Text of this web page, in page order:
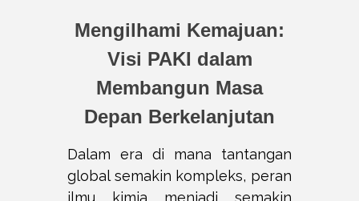
Mengilhami Kemajuan:
Visi PAKI dalam
Membangun Masa
Depan Berkelanjutan
Dalam era di mana tantangan
global semakin kompleks, peran
ilmu kimia menjadi semakin